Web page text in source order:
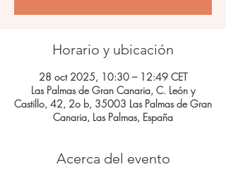
Horario y ubicación
28 oct 2025, 10:30 – 12:49 CET
Las Palmas de Gran Canaria, C. León y
Castillo, 42, 2o b, 35003 Las Palmas de Gran
Canaria, Las Palmas, España
Acerca del evento